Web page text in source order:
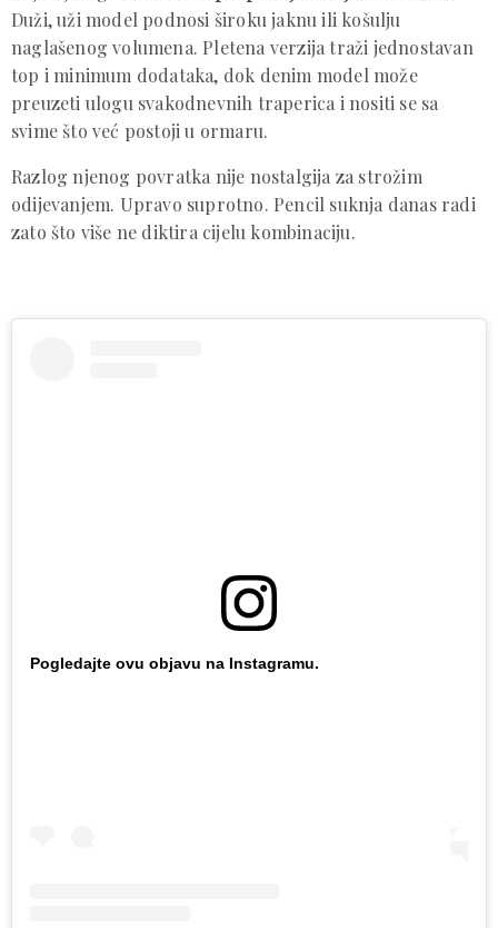
Duži, uži model podnosi široku jaknu ili košulju
naglašenog volumena. Pletena verzija traži jednostavan
top i minimum dodataka, dok denim model može
preuzeti ulogu svakodnevnih traperica i nositi se sa
svime što već postoji u ormaru.
Razlog njenog povratka nije nostalgija za strožim
odijevanjem. Upravo suprotno. Pencil suknja danas radi
zato što više ne diktira cijelu kombinaciju.
Pogledajte ovu objavu na Instagramu.